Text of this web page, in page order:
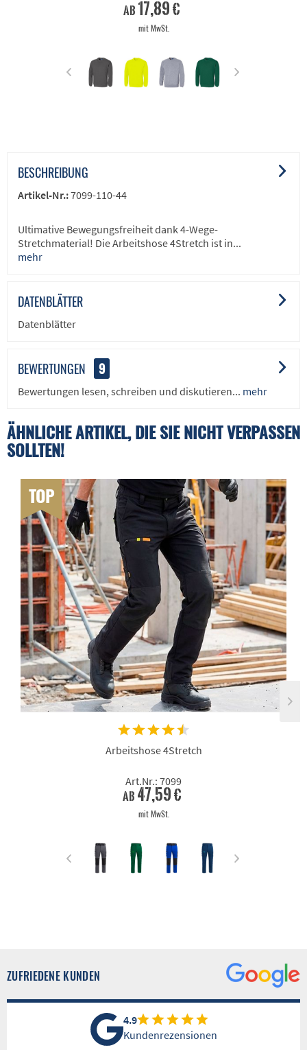
ab 17,89 €
mit MwSt.
BESCHREIBUNG
Artikel-Nr.:7099-110-44
Ultimative Bewegungsfreiheit dank 4-Wege-
Stretchmaterial! Die Arbeitshose 4Stretch ist in...
mehr
DATENBLÄTTER
Datenblätter
BEWERTUNGEN 9
Bewertungen lesen, schreiben und diskutieren... mehr
ÄHNLICHE ARTIKEL, DIE SIE NICHT VERPASSEN
SOLLTEN!
TOP
Arbeitshose 4Stretch
Art.Nr.: 7099
ab 47,59 €
mit MwSt.
ZUFRIEDENE KUNDEN
4.9
Kundenrezensionen